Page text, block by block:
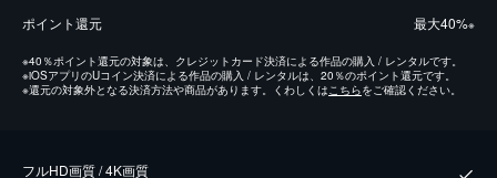
ポイント還元 最⼤40%※
※40％ポイント還元の対象は、クレジットカード決済による作品の購入 / レンタルです。
※iOSアプリのUコイン決済による作品の購入 / レンタルは、20％のポイント還元です。
※還元の対象外となる決済方法や商品があります。くわしくはこちらをご確認ください。
フルHD画質 / 4K画質